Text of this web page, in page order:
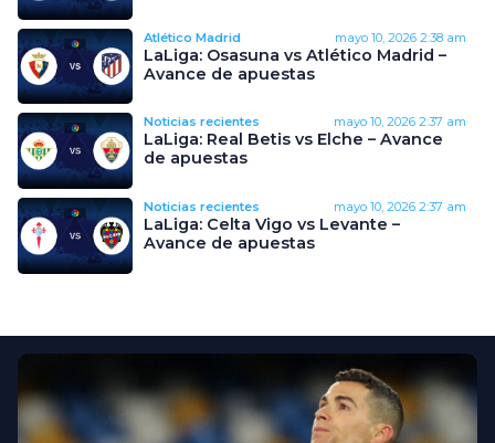
Atlético Madrid mayo 10, 2026 2:38 am
LaLiga: Osasuna vs Atlético Madrid –
Avance de apuestas
Noticias recientes mayo 10, 2026 2:37 am
LaLiga: Real Betis vs Elche – Avance
de apuestas
Noticias recientes mayo 10, 2026 2:37 am
LaLiga: Celta Vigo vs Levante –
Avance de apuestas